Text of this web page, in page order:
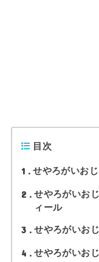
目次
1 せやろがいお
2
せやろがいお
ィール
3 せやろがいお
4 せやろがいお